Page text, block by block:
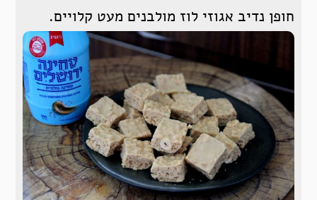
חופן נדיב אגוזי לוז מולבנים מעט קלויים.